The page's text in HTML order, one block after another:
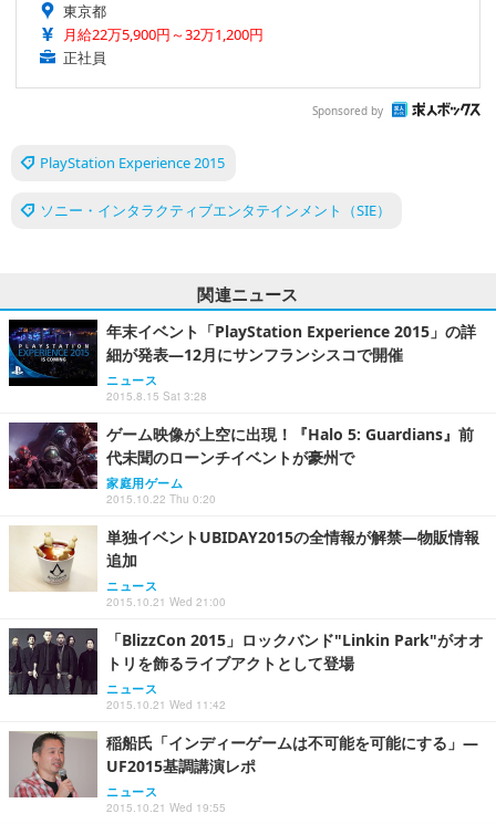
東京都
月給22万5,900円～32万1,200円
正社員
Sponsored by
PlayStation Experience 2015
ソニー・インタラクティブエンタテインメント（SIE）
関連ニュース
年末イベント「PlayStation Experience 2015」の詳
細が発表―12月にサンフランシスコで開催
ニュース
2015.8.15 Sat 3:28
ゲーム映像が上空に出現！『Halo 5: Guardians』前
代未聞のローンチイベントが豪州で
家庭用ゲーム
2015.10.22 Thu 0:20
単独イベントUBIDAY2015の全情報が解禁―物販情報
追加
ニュース
2015.10.21 Wed 21:00
「BlizzCon 2015」ロックバンド"Linkin Park"がオオ
トリを飾るライブアクトとして登場
ニュース
2015.10.21 Wed 11:42
稲船氏「インディーゲームは不可能を可能にする」―
UF2015基調講演レポ
ニュース
2015.10.21 Wed 19:55